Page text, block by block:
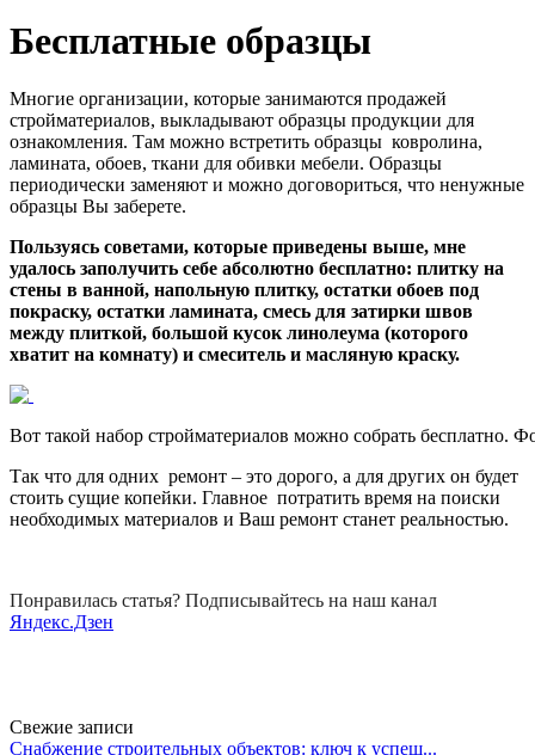
Бесплатные образцы
Многие организации, которые занимаются продажей
стройматериалов, выкладывают образцы продукции для
ознакомления. Там можно встретить образцы ковролина,
ламината, обоев, ткани для обивки мебели. Образцы
периодически заменяют и можно договориться, что ненужные
образцы Вы заберете.
Пользуясь советами, которые приведены выше, мне
удалось заполучить себе абсолютно бесплатно: плитку на
стены в ванной, напольную плитку, остатки обоев под
покраску, остатки ламината, смесь для затирки швов
между плиткой, большой кусок линолеума (которого
хватит на комнату) и смеситель и масляную краску.
Вот такой набор стройматериалов можно собрать бесплатно.
Так что для одних ремонт – это дорого, а для других он будет
стоить сущие копейки. Главное потратить время на поиски
необходимых материалов и Ваш ремонт станет реальностью.
Понравилась статья? Подписывайтесь на наш канал
Яндекс.Дзен
Свежие записи
Снабжение строительных объектов: ключ к успеш...